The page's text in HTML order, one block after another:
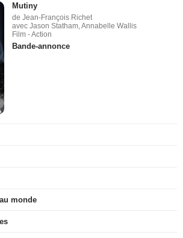
Mutiny
de Jean-François Richet
avec Jason Statham, Annabelle Wallis
Film - Action
Bande-annonce
monde